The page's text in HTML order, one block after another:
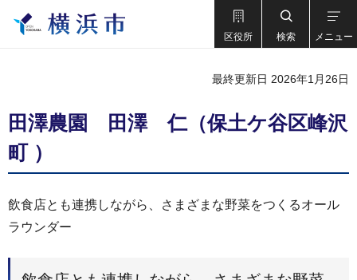
区役所 検索 メニュー
最終更新日 2026年1月26日
田澤農園 田澤 仁（保土ケ谷区峰沢
町 ）
飲食店とも連携しながら、さまざまな野菜をつくるオール
ラウンダー